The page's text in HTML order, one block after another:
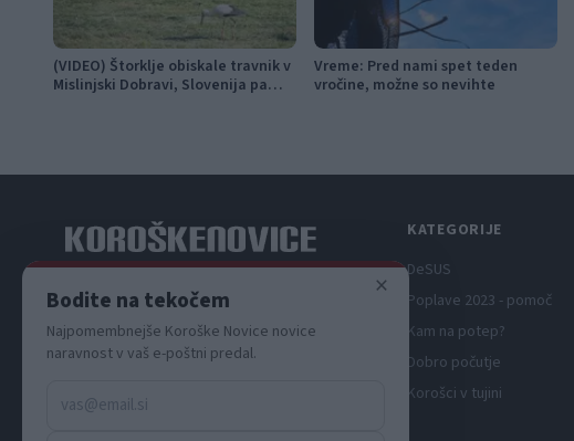
(VIDEO) Štorklje obiskale travnik v
Mislinjski Dobravi, Slovenija pa
Vreme: Pred nami spet teden
vročine, možne so nevihte
KATEGORIJE
DeSUS
Poplave 2023 - pomoč
Kam na potep?
Dobro počutje
Korošci v tujini
×
Bodite na tekočem
Najpomembnejše Koroške Novice novice
naravnost v vaš e-poštni predal.